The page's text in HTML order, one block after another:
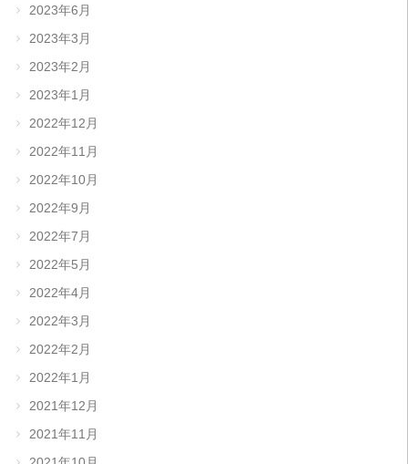
2023年6月
2023年3月
2023年2月
2023年1月
2022年12月
2022年11月
2022年10月
2022年9月
2022年7月
2022年5月
2022年4月
2022年3月
2022年2月
2022年1月
2021年12月
2021年11月